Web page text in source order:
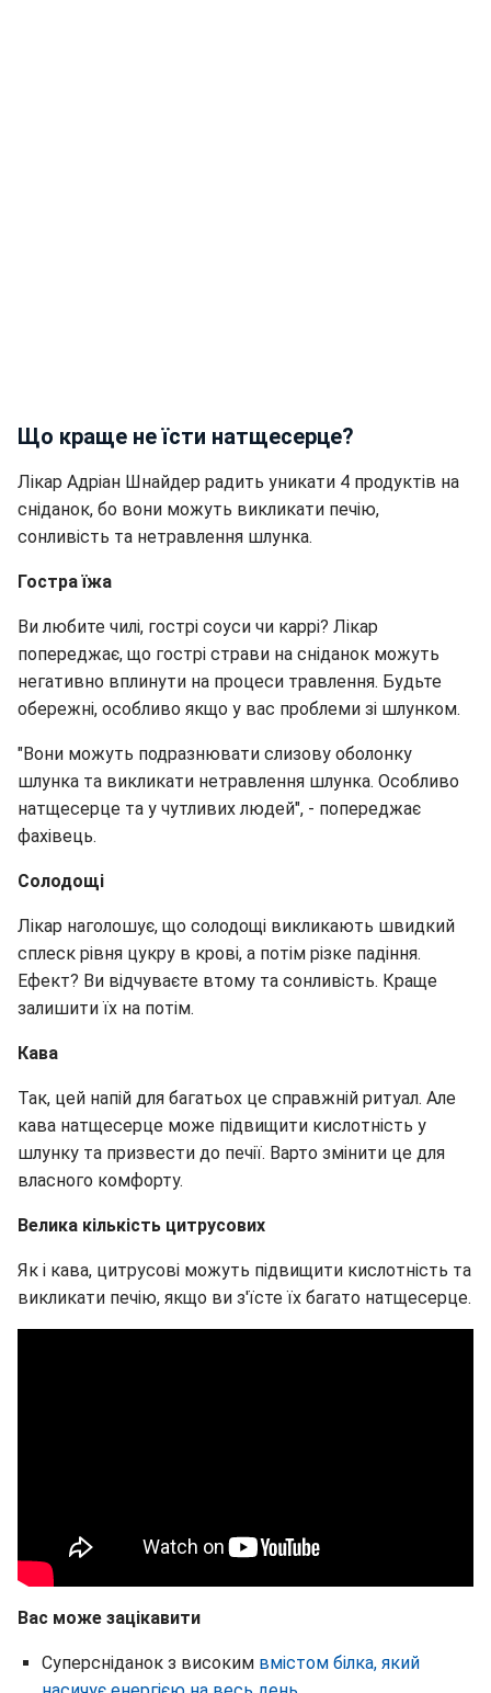
Що краще не їсти натщесерце?
Лікар Адріан Шнайдер радить уникати 4 продуктів на
сніданок, бо вони можуть викликати печію,
сонливість та нетравлення шлунка.
Гостра їжа
Ви любите чилі, гострі соуси чи каррі? Лікар
попереджає, що гострі страви на сніданок можуть
негативно вплинути на процеси травлення. Будьте
обережні, особливо якщо у вас проблеми зі шлунком.
"Вони можуть подразнювати слизову оболонку
шлунка та викликати нетравлення шлунка. Особливо
натщесерце та у чутливих людей", - попереджає
фахівець.
Солодощі
Лікар наголошує, що солодощі викликають швидкий
сплеск рівня цукру в крові, а потім різке падіння.
Ефект? Ви відчуваєте втому та сонливість. Краще
залишити їх на потім.
Кава
Так, цей напій для багатьох це справжній ритуал. Але
кава натщесерце може підвищити кислотність у
шлунку та призвести до печії. Варто змінити це для
власного комфорту.
Велика кількість цитрусових
Як і кава, цитрусові можуть підвищити кислотність та
викликати печію, якщо ви з'їсте їх багато натщесерце.
Вас може зацікавити
Суперсніданок з високим вмістом білка, який